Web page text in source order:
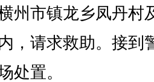
州市镇龙乡凤丹村
，请求救助。接到
处置。